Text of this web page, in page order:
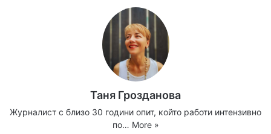
Таня Грозданова
Журналист с близо 30 години опит, който работи интензивно
по… More »